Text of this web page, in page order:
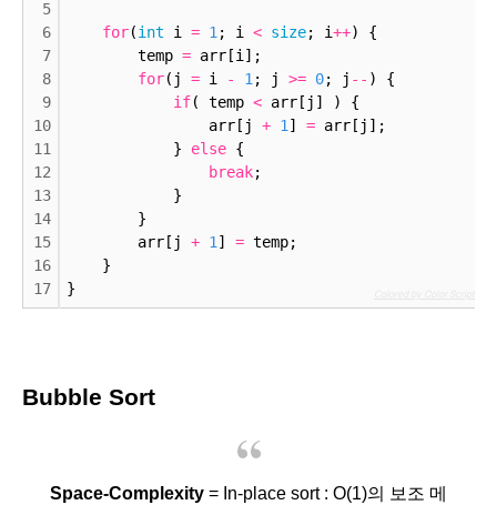
5
6
7
8
9
10
11
12
13
14
15
16
17
for(int i = 1; i < size; i++) {
temp = arr[i];
for(j = i - 1; j >= 0; j - - ) {
if( temp < arr[j] ) {
arr[j + 1] = arr[j];
} else {
break;
}
}
arr[j + 1] = temp;
}
}
Bubble Sort
Space-Complexity = In-place sort : O(1)의 보조 메